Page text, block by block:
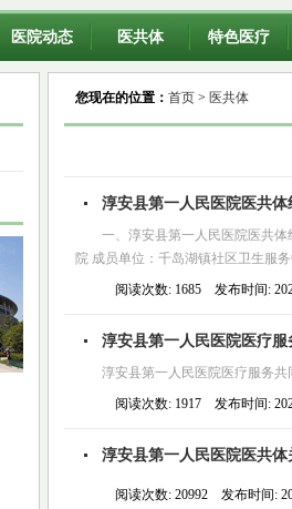
医院动态 医共体 特色医疗
您现在的位置： 首页 > 医共体
淳安县第一人民医院医共体
一、淳安县第一人民医院医共
院 成员单位：千岛湖镇社区卫生服
阅读次数: 1685 发布时间:
淳安县第一人民医院医疗
淳安县第一人民医院医疗服务共
阅读次数: 1917 发布时间:
淳安县第一人民医院医共
阅读次数: 20992 发布时间: